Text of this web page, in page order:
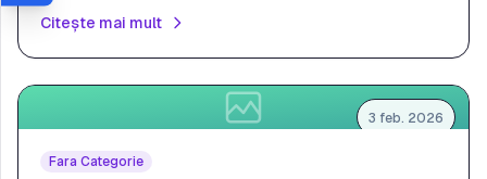
Citește mai mult
3 feb. 2026
Fara Categorie
Mărime Text
Normal Mare Extra